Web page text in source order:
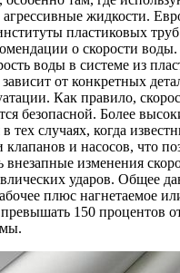
жидкости.
пластиковых
о скорости
воды в системе из
от конкретных
Как правило,
безопасной. Более
в тех случаях, когда
клапанов и насосов, что
внезапные изменения
ударов. Общее
плюс нагнетаемое
150 процентов